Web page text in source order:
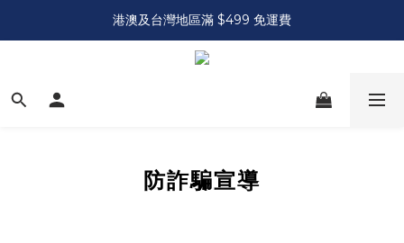
港澳及台灣地區滿 $499 免運費
防詐騙宣導